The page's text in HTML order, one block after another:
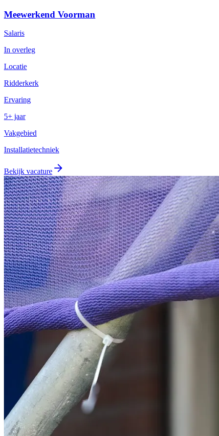
Meewerkend Voorman
Salaris
In overleg
Locatie
Ridderkerk
Ervaring
5+ jaar
Vakgebied
Installatietechniek
Bekijk vacature